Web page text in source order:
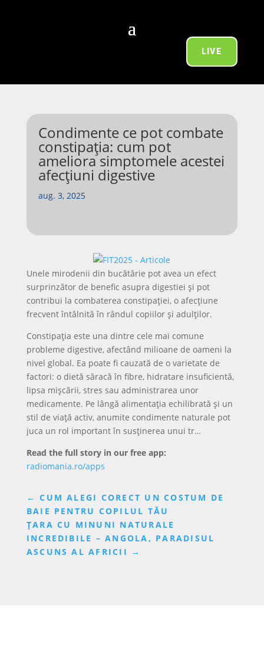
LIVE
Condimente ce pot combate
constipația: cum pot
ameliora simptomele acestei
afecțiuni digestive
aug. 3, 2025
Unele mirodenii din bucătărie pot avea un efect
surprinzător de benefic asupra digestiei și pot
contribui la combaterea constipației, o afecțiune
frecvent întâlnită în rândul copiilor și adulților.
Constipația este una dintre cele mai comune
probleme digestive, afectând milioane de oameni la
nivel global. Ea poate fi cauzată de o varietate de
factori: o dietă săracă în fibre, hidratare insuficientă,
lipsa mișcării, stres sau administrarea unor
medicamente. Pe lângă alimentația echilibrată și un
stil de viață activ, anumite condimente naturale pot
juca un rol important în susținerea unui tr…
Read the full story in our free app:
radiomania.ro/apps
←CUM ALEGI CORECT UN COSTUM DE
BAIE PENTRU COPILUL TĂU
ȚARA CU MINUNI NATURALE
INCREDIBILE – ANGOLA, PARADISUL
ASCUNS AL AFRICII →